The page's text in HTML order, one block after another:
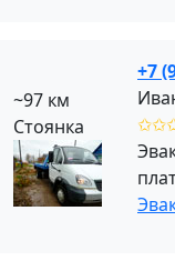
~97 км
Стоянка
+7